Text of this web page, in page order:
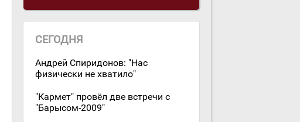
СЕГОДНЯ
Андрей Спиридонов: "Нас
физически не хватило"
"Кармет" провёл две встречи с
"Барысом-2009"